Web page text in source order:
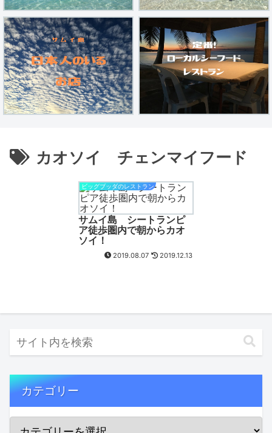
カオソイ チェンマイフード
ビッグブッダのレストラン
サムイ島 シートランピ
ア徒歩圏内で朝からカオ
ソイ！
2019.08.07 2019.12.13
カテゴリー